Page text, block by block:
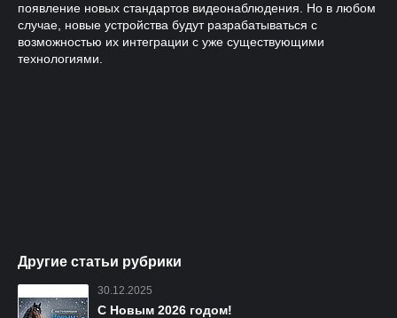
появление новых стандартов видеонаблюдения. Но в любом
случае, новые устройства будут разрабатываться с
возможностью их интеграции с уже существующими
технологиями.
Другие статьи рубрики
30.12.2025
С Новым 2026 годом!